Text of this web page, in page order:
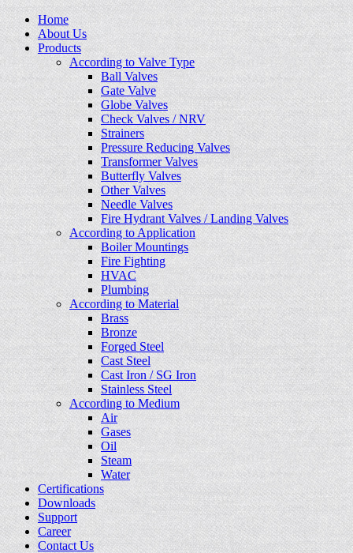
Home
About Us
Products
According to Valve Type
Ball Valves
Gate Valve
Globe Valves
Check Valves / NRV
Strainers
Pressure Reducing Valves
Transformer Valves
Butterfly Valves
Other Valves
Needle Valves
Fire Hydrant Valves / Landing Valves
According to Application
Boiler Mountings
Fire Fighting
HVAC
Plumbing
According to Material
Brass
Bronze
Forged Steel
Cast Steel
Cast Iron / SG Iron
Stainless Steel
According to Medium
Air
Gases
Oil
Steam
Water
Certifications
Downloads
Support
Career
Contact Us